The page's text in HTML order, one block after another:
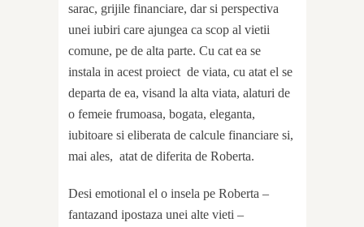
sarac, grijile financiare, dar si perspectiva
unei iubiri care ajungea ca scop al vietii
comune, pe de alta parte. Cu cat ea se
instala in acest proiect de viata, cu atat el se
departa de ea, visand la alta viata, alaturi de
o femeie frumoasa, bogata, eleganta,
iubitoare si eliberata de calcule financiare si,
mai ales, atat de diferita de Roberta.
Desi emotional el o insela pe Roberta –
fantazand ipostaza unei alte vieti –